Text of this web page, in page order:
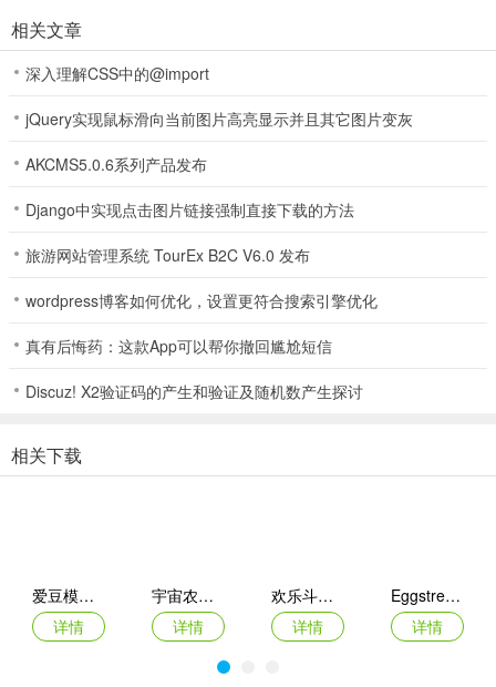
4、通过左右按键来选择不同的建筑类型
再按A结束，如果建造错误可以按B键取消
6、按Y键可以选择道路的形状，包括直线、曲线、自由，你还可以在
这里更改道路的方向
再按ZR键放大复原即可
8、游戏内有许多建筑等你解锁，快来下载创建你的都市吧！
3、全维度城市运营，含水电医疗等
相关文章
深入理解CSS中的@import
jQuery实现鼠标滑向当前图片高亮显示并且其它图片变灰
AKCMS5.0.6系列产品发布
Django中实现点击图片链接强制直接下载的方法
旅游网站管理系统 TourEx B2C V6.0 发布
wordpress博客如何优化，设置更符合搜索引擎优化
真有后悔药：这款App可以帮你撤回尴尬短信
Discuz! X2验证码的产生和验证及随机数产生探讨
相关下载
爱豆模拟器
详情
宇宙农场物语手机版
详情
欢乐斗萌将官方版
详情
Eggstreme Farming游戏
详情